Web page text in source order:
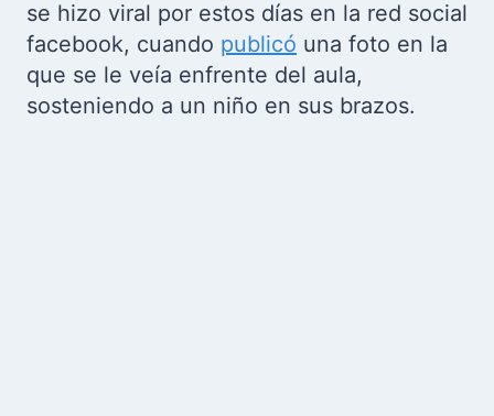
se hizo viral por estos días en la red social
facebook, cuando publicó una foto en la
que se le veía enfrente del aula,
sosteniendo a un niño en sus brazos.